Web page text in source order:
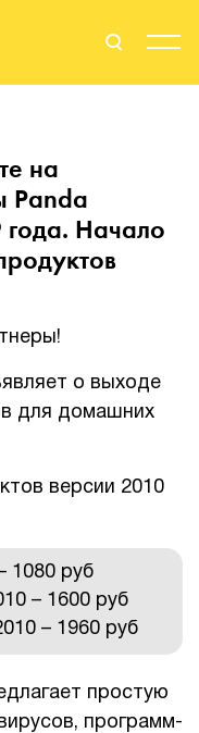
на
Panda
года. Начало
о выходе
для домашних
версии 2010
1080 руб
– 1600 руб
– 1960 руб
простую
программ-